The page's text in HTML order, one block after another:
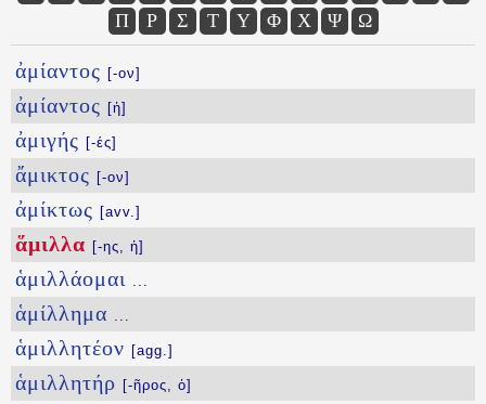
Π
Ρ Σ Τ Υ Φ Χ Ψ Ω
ἀμίαντος [-ον]
ἀμίαντος [ἡ]
ἀμιγής [-ές]
ἄμικτος [-ον]
ἀμίκτως [avv.]
ἅμιλλα [-ης, ἡ]
ἁμιλλάομαι ...
ἁμίλλημα ...
ἁμιλλητέον [agg.]
ἁμιλλητήρ [-ῆρος, ὁ]